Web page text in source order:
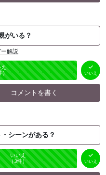
がいる？
ー解説
） いいえ
コメントを書く
シーンがある？
いいえ
（3件） いいえ